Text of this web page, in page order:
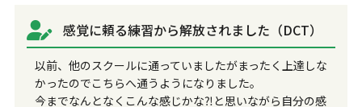
感覚に頼る練習から解放されました（DCT）
以前、他のスクールに通っていましたがまったく上達しな
かったのでこちらへ通うようになりました。
今までなんとなくこんな感じかな⁈と思いながら自分の感